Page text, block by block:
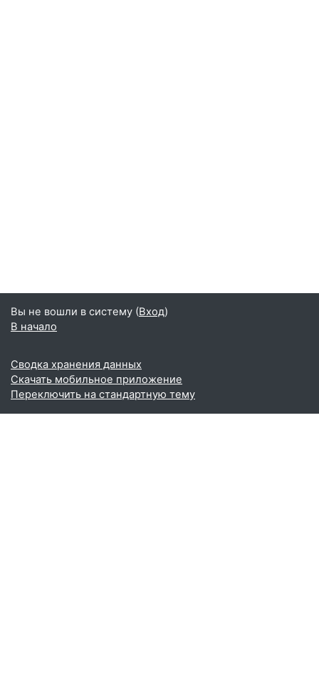
Вы не вошли в систему (Вход)
В начало
Сводка хранения данных
Скачать мобильное приложение
Переключить на стандартную тему